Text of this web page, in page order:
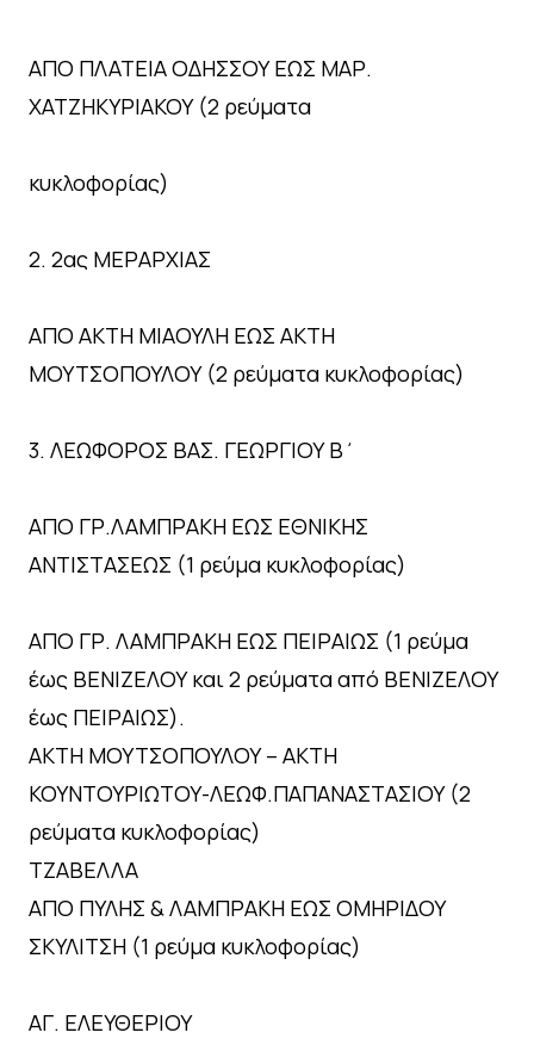
ΑΠΟ ΠΛΑΤΕΙΑ ΟΔΗΣΣΟΥ ΕΩΣ ΜΑΡ.
ΧΑΤΖΗΚΥΡΙΑΚΟΥ (2 ρεύματα
κυκλοφορίας)
2. 2ας ΜΕΡΑΡΧΙΑΣ
ΑΠΟ ΑΚΤΗ ΜΙΑΟΥΛΗ ΕΩΣ ΑΚΤΗ
ΜΟΥΤΣΟΠΟΥΛΟΥ (2 ρεύματα κυκλοφορίας)
3. ΛΕΩΦΟΡΟΣ ΒΑΣ. ΓΕΩΡΓΙΟΥ Β΄
ΑΠΟ ΓΡ.ΛΑΜΠΡΑΚΗ ΕΩΣ ΕΘΝΙΚΗΣ
ΑΝΤΙΣΤΑΣΕΩΣ (1 ρεύμα κυκλοφορίας)
ΑΠΟ ΓΡ. ΛΑΜΠΡΑΚΗ ΕΩΣ ΠΕΙΡΑΙΩΣ (1 ρεύμα
έως ΒΕΝΙΖΕΛΟΥ και 2 ρεύματα από ΒΕΝΙΖΕΛΟΥ
έως ΠΕΙΡΑΙΩΣ).
ΑΚΤΗ ΜΟΥΤΣΟΠΟΥΛΟΥ – ΑΚΤΗ
ΚΟΥΝΤΟΥΡΙΩΤΟΥ-ΛΕΩΦ.ΠΑΠΑΝΑΣΤΑΣΙΟΥ (2
ρεύματα κυκλοφορίας)
ΤΖΑΒΕΛΛΑ
ΑΠΟ ΠΥΛΗΣ & ΛΑΜΠΡΑΚΗ ΕΩΣ ΟΜΗΡΙΔΟΥ
ΣΚΥΛΙΤΣΗ (1 ρεύμα κυκλοφορίας)
ΑΓ. ΕΛΕΥΘΕΡΙΟΥ